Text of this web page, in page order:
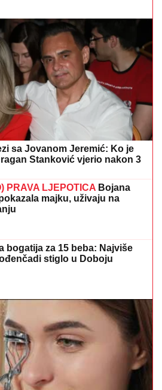
sa Jovanom Jeremić: Ko je
Stanković vjerio nakon 3
PRAVA LJEPOTICABojana
majku, uživaju na
bogatija za 15 beba: Najviše
stiglo u Doboju
duže i gušće:
prirodno lijep pogled
horoskop: Jedan znak očekuje
drugi mora paziti na